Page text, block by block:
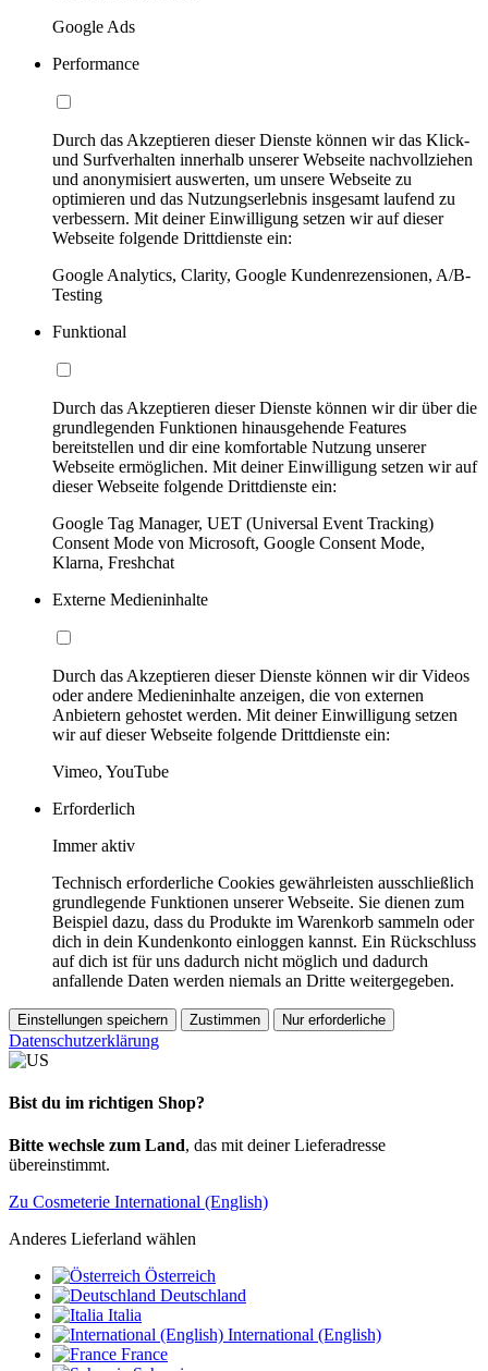
Google Ads
Performance
Durch das Akzeptieren dieser Dienste können wir das Klick-
und Surfverhalten innerhalb unserer Webseite nachvollziehen
und anonymisiert auswerten, um unsere Webseite zu
optimieren und das Nutzungserlebnis insgesamt laufend zu
verbessern. Mit deiner Einwilligung setzen wir auf dieser
Webseite folgende Drittdienste ein:
Google Analytics, Clarity, Google Kundenrezensionen, A/B-
Testing
Funktional
Durch das Akzeptieren dieser Dienste können wir dir über die
grundlegenden Funktionen hinausgehende Features
bereitstellen und dir eine komfortable Nutzung unserer
Webseite ermöglichen. Mit deiner Einwilligung setzen wir auf
dieser Webseite folgende Drittdienste ein:
Google Tag Manager, UET (Universal Event Tracking)
Consent Mode von Microsoft, Google Consent Mode,
Klarna, Freshchat
Externe Medieninhalte
Durch das Akzeptieren dieser Dienste können wir dir Videos
oder andere Medieninhalte anzeigen, die von externen
Anbietern gehostet werden. Mit deiner Einwilligung setzen
wir auf dieser Webseite folgende Drittdienste ein:
Vimeo, YouTube
Erforderlich
Immer aktiv
Technisch erforderliche Cookies gewährleisten ausschließlich
grundlegende Funktionen unserer Webseite. Sie dienen zum
Beispiel dazu, dass du Produkte im Warenkorb sammeln oder
dich in dein Kundenkonto einloggen kannst. Ein Rückschluss
auf dich ist für uns dadurch nicht möglich und dadurch
anfallende Daten werden niemals an Dritte weitergegeben.
Einstellungen speichern Zustimmen Nur erforderliche
Datenschutzerklärung
Bist du im richtigen Shop?
Bitte wechsle zum Land, das mit deiner Lieferadresse
übereinstimmt.
Zu Cosmeterie International (English)
Anderes Lieferland wählen
Österreich
Deutschland
Italia
International (English)
France